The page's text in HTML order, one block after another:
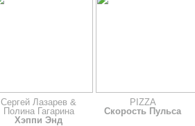
Сергей Лазарев &
Полина Гагарина
Хэппи Энд
PIZZA
Скорость Пульса